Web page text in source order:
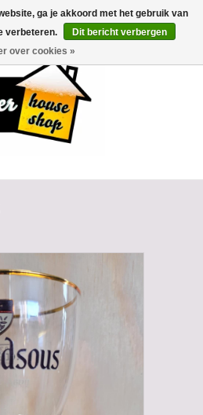
0 Artikelen - €0,00
ga je akkoord met het gebruik van
verbeteren.
Dit bericht verbergen
over cookies »